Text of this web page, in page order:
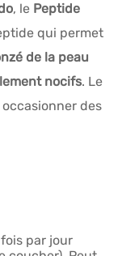
, le Peptide
qui permet
de la peau
nocifs. Le
des
par jour